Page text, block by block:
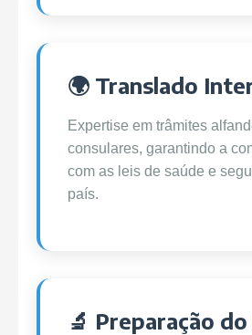
🌍 Translado
Expertise em trâmites
consulares, garantindo a
com as leis de saúde e
país.
🔬 Preparação